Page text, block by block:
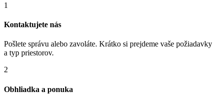
1
Kontaktujete nás
Pošlete správu alebo zavoláte. Krátko si prejdeme vaše požiadavky
a typ priestorov.
2
Obhliadka a ponuka